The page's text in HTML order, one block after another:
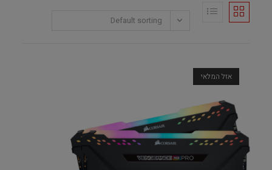
Default sorting
אזל המלאי